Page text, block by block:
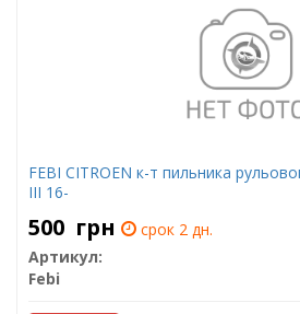
FEBI CITROEN к-т пильника
III 16-
500 грн
срок 2 дн.
Артикул:
Febi